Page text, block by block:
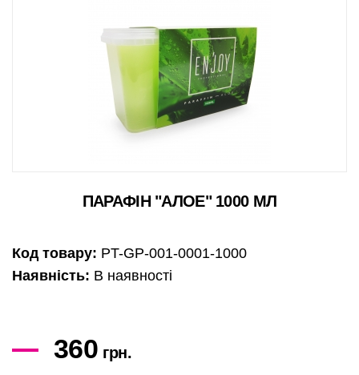
ПАРАФІН "АЛОЕ" 1000 МЛ
Код товару: PT-GP-001-0001-1000
Наявність: В наявності
360 грн.